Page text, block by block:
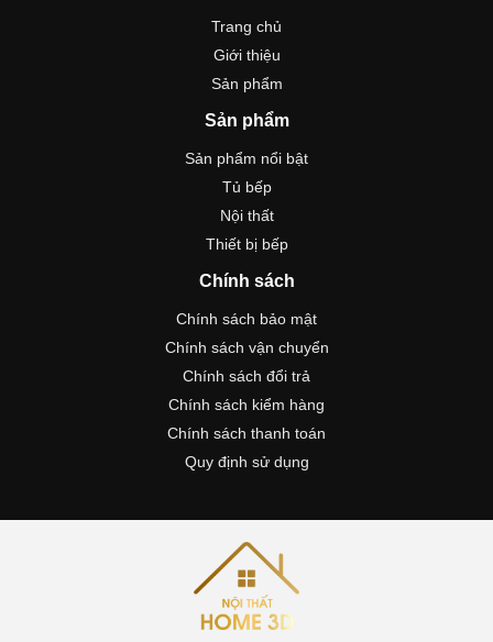
Trang chủ
Giới thiệu
Sản phẩm
Sản phẩm
Sản phẩm nổi bật
Tủ bếp
Nội thất
Thiết bị bếp
Chính sách
Chính sách bảo mật
Chính sách vận chuyển
Chính sách đổi trả
Chính sách kiểm hàng
Chính sách thanh toán
Quy định sử dụng